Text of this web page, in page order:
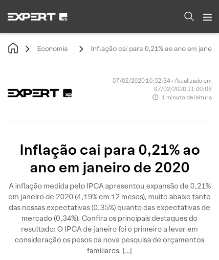
Economia Inflação cai para 0,21% ao ano em
07/02/2020 10:52:34 • Atualizado em
07/02/2020 11:00:08
1 minuto de leitura
Inflação cai para 0,21% ao
ano em janeiro de 2020
A inflação medida pelo IPCA apresentou expansão de 0,21%
em janeiro de 2020 (4,19% em 12 meses), muito abaixo tanto
das nossas expectativas (0,35%) quanto das expectativas de
mercado (0,34%). Confira os principais destaques do
resultado: O IPCA de janeiro foi o primeiro a levar em
consideração os pesos da nova pesquisa de orçamentos
familiares. […]